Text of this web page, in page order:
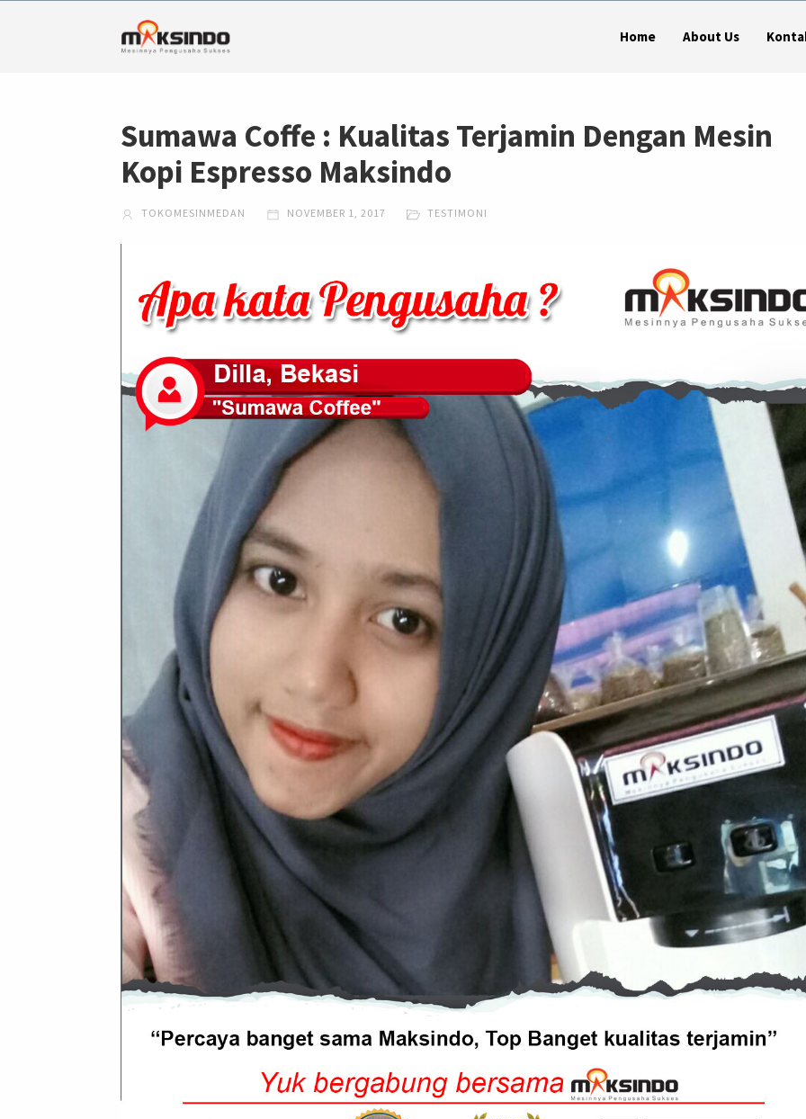
Home About Us
Sumawa Coffe : Kualitas Terjamin Dengan Mesin
Kopi Espresso Maksindo
TOKOMESINMEDAN NOVEMBER 1, 2017 TESTIMONI